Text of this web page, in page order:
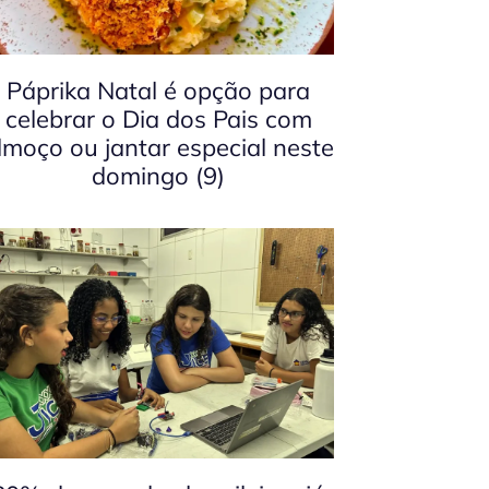
Páprika Natal é opção para
celebrar o Dia dos Pais com
ou jantar especial neste
domingo (9)